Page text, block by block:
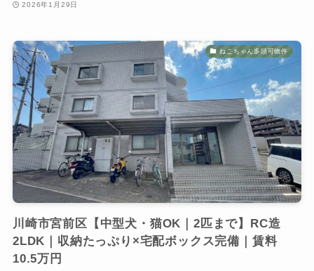
2026年1月29日
ねこちゃん多頭可物件
川崎市宮前区【中型犬・猫OK｜2匹まで】RC造
2LDK｜収納たっぷり×宅配ボックス完備｜賃料
10.5万円